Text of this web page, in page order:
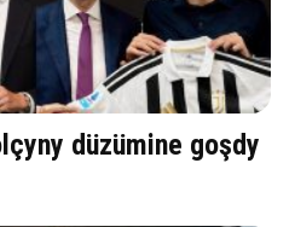
düzümine goşdy